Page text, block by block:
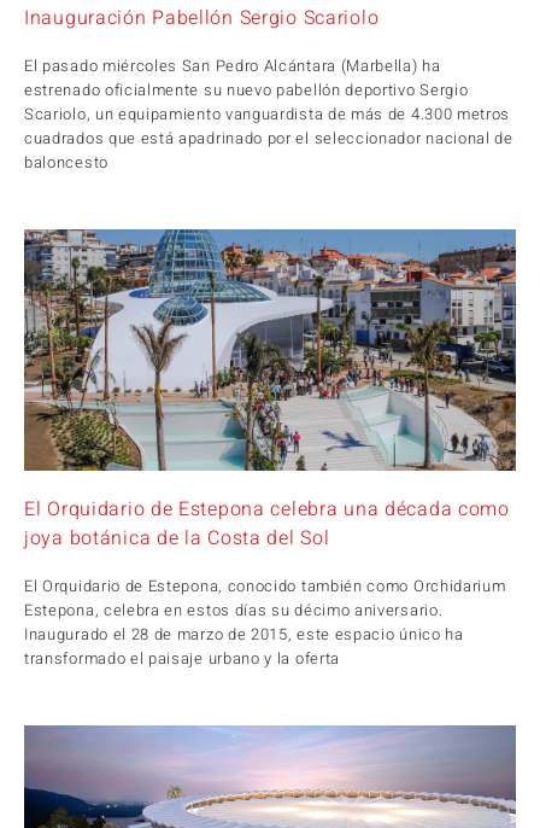
Inauguración Pabellón Sergio Scariolo
El pasado miércoles San Pedro Alcántara (Marbella) ha
estrenado oficialmente su nuevo pabellón deportivo Sergio
Scariolo, un equipamiento vanguardista de más de 4.300 metros
cuadrados que está apadrinado por el seleccionador nacional de
baloncesto
El Orquidario de Estepona celebra una década como
joya botánica de la Costa del Sol
El Orquidario de Estepona, conocido también como Orchidarium
Estepona, celebra en estos días su décimo aniversario.
Inaugurado el 28 de marzo de 2015, este espacio único ha
transformado el paisaje urbano y la oferta